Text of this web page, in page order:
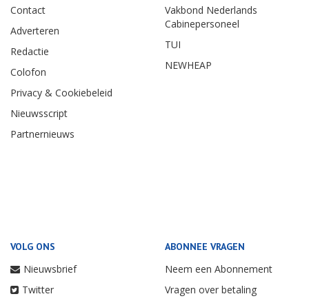
Contact
Adverteren
Redactie
Colofon
Privacy & Cookiebeleid
Nieuwsscript
Partnernieuws
Vakbond Nederlands
Cabinepersoneel
TUI
NEWHEAP
VOLG ONS
Nieuwsbrief
Twitter
ABONNEE VRAGEN
Neem een Abonnement
Vragen over betaling